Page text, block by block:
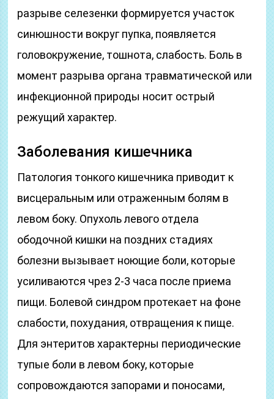
разрыве селезенки формируется участок
синюшности вокруг пупка, появляется
головокружение, тошнота, слабость. Боль в
момент разрыва органа травматической или
инфекционной природы носит острый
режущий характер.
Заболевания кишечника
Патология тонкого кишечника приводит к
висцеральным или отраженным болям в
левом боку. Опухоль левого отдела
ободочной кишки на поздних стадиях
болезни вызывает ноющие боли, которые
усиливаются чрез 2-3 часа после приема
пищи. Болевой синдром протекает на фоне
слабости, похудания, отвращения к пище.
Для энтеритов характерны периодические
тупые боли в левом боку, которые
сопровождаются запорами и поносами,